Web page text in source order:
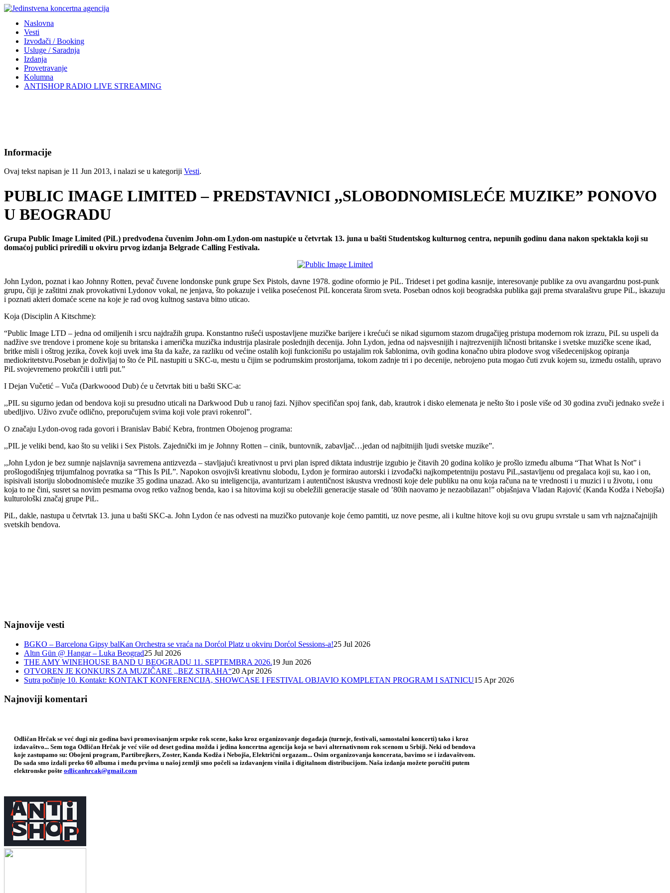
Naslovna
Vesti
Izvođači / Booking
Usluge / Saradnja
Izdanja
Provetravanje
Kolumna
ANTISHOP RADIO LIVE STREAMING
Informacije
Ovaj tekst napisan je 11 Jun 2013, i nalazi se u kategoriji Vesti.
PUBLIC IMAGE LIMITED – PREDSTAVNICI ,,SLOBODNOMISLEĆE MUZIKE” PONOVO
U BEOGRADU
Grupa Public Image Limited (PiL) predvođena čuvenim John-om Lydon-om nastupiće u četvrtak 13. juna u bašti Studentskog kulturnog centra, nepunih godinu dana nakon spektakla koji su
domaćoj publici priredili u okviru prvog izdanja Belgrade Calling Festivala.
John Lydon, poznat i kao Johnny Rotten, pevač čuvene londonske punk grupe Sex Pistols, davne 1978. godine oformio je PiL. Trideset i pet godina kasnije, interesovanje publike za ovu avangardnu post-punk
grupu, čiji je zaštitni znak provokativni Lydonov vokal, ne jenjava, što pokazuje i velika posećenost PiL koncerata širom sveta. Poseban odnos koji beogradska publika gaji prema stvaralaštvu grupe PiL, iskazuju
i poznati akteri domaće scene na koje je rad ovog kultnog sastava bitno uticao.
Koja (Disciplin A Kitschme):
“Public Image LTD – jedna od omiljenih i srcu najdražih grupa. Konstantno rušeći uspostavljene muzičke barijere i krećući se nikad sigurnom stazom drugačijeg pristupa modernom rok izrazu, PiL su uspeli da
nadžive sve trendove i promene koje su britanska i američka muzička industrija plasirale poslednjih decenija. John Lydon, jedna od najsvesnijih i najtrezvenijih ličnosti britanske i svetske muzičke scene ikad,
britke misli i oštrog jezika, čovek koji uvek ima šta da kaže, za razliku od većine ostalih koji funkcionišu po ustajalim rok šablonima, ovih godina konačno ubira plodove svog višedecenijskog opiranja
mediokritetstvu.Poseban je doživljaj to što će PiL nastupiti u SKC-u, mestu u čijim se podrumskim prostorijama, tokom zadnje tri i po decenije, nebrojeno puta mogao čuti zvuk kojem su, između ostalih, upravo
PiL svojevremeno prokrčili i utrli put.”
I Dejan Vučetić – Vuča (Darkwoood Dub) će u četvrtak biti u bašti SKC-a:
,,PIL su sigurno jedan od bendova koji su presudno uticali na Darkwood Dub u ranoj fazi. Njihov specifičan spoj fank, dab, krautrok i disko elemenata je nešto što i posle više od 30 godina zvuči jednako sveže i
ubedljivo. Uživo zvuče odlično, preporučujem svima koji vole pravi rokenrol”.
O značaju Lydon-ovog rada govori i Branislav Babić Kebra, frontmen Obojenog programa:
,,PIL je veliki bend, kao što su veliki i Sex Pistols. Zajednički im je Johnny Rotten – cinik, buntovnik, zabavljač…jedan od najbitnijih ljudi svetske muzike”.
,,John Lydon je bez sumnje najslavnija savremena antizvezda – stavljajući kreativnost u prvi plan ispred diktata industrije izgubio je čitavih 20 godina koliko je prošlo između albuma “That What Is Not” i
prošlogodišnjeg trijumfalnog povratka sa “This Is PiL”. Napokon osvojivši kreativnu slobodu, Lydon je formirao autorski i izvođački najkompetentniju postavu PiL,sastavljenu od pregalaca koji su, kao i on,
ispisivali istoriju slobodnomisleće muzike 35 godina unazad. Ako su inteligencija, avanturizam i autentičnost iskustva vrednosti koje dele publiku na onu koja računa na te vrednosti i u muzici i u životu, i onu
koja to ne čini, susret sa novim pesmama ovog retko važnog benda, kao i sa hitovima koji su obeležili generacije stasale od ’80ih naovamo je nezaobilazan!” objašnjava Vladan Rajović (Kanda Kodža i Nebojša)
kulturološki značaj grupe PiL.
PiL, dakle, nastupa u četvrtak 13. juna u bašti SKC-a. John Lydon će nas odvesti na muzičko putovanje koje ćemo pamtiti, uz nove pesme, ali i kultne hitove koji su ovu grupu svrstale u sam vrh najznačajnijih
svetskih bendova.
Najnovije vesti
BGKO – Barcelona Gipsy balKan Orchestra se vraća na Dorćol Platz u okviru Dorćol Sessions-a!25 Jul 2026
Altın Gün @ Hangar – Luka Beograd25 Jul 2026
THE AMY WINEHOUSE BAND U BEOGRADU 11. SEPTEMBRA 2026.19 Jun 2026
OTVOREN JE KONKURS ZA MUZIČARE ,,BEZ STRAHA“20 Apr 2026
Sutra počinje 10. Kontakt: KONTAKT KONFERENCIJA, SHOWCASE I FESTIVAL OBJAVIO KOMPLETAN PROGRAM I SATNICU15 Apr 2026
Najnoviji komentari
Odličan Hrčak se već dugi niz godina bavi promovisanjem srpske rok scene, kako kroz organizovanje događaja (turneje, festivali, samostalni koncerti) tako i kroz
izdavaštvo... Sem toga Odličan Hrčak je već više od deset godina možda i jedina koncertna agencija koja se bavi alternativnom rok scenom u Srbiji. Neki od bendova
koje zastupamo su: Obojeni program, Partibrejkers, Zoster, Kanda Kodža i Nebojša, Električni orgazam... Osim organizovanja koncerata, bavimo se i izdavaštvom.
Do sada smo izdali preko 60 albuma i među prvima u našoj zemlji smo počeli sa izdavanjem vinila i digitalnom distribucijom. Naša izdanja možete poručiti putem
elektronske pošte odlicanhrcak@gmail.com